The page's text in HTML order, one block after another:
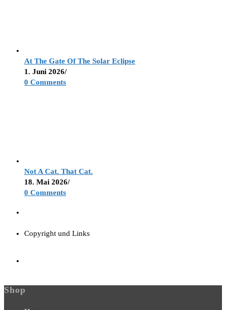
At The Gate Of The Solar Eclipse
1. Juni 2026/
0 Comments
Not A Cat. That Cat.
18. Mai 2026/
0 Comments
Copyright und Links
Shop